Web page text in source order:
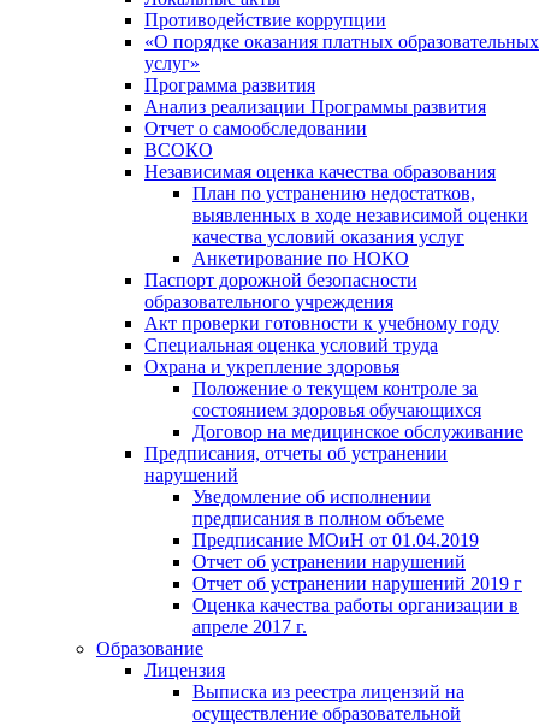
Противодействие коррупции
«О порядке оказания платных образовательных
услуг»
Программа развития
Анализ реализации Программы развития
Отчет о самообследовании
ВСОКО
Независимая оценка качества образования
План по устранению недостатков,
выявленных в ходе независимой оценки
качества условий оказания услуг
Анкетирование по НОКО
Паспорт дорожной безопасности
образовательного учреждения
Акт проверки готовности к учебному году
Специальная оценка условий труда
Охрана и укрепление здоровья
Положение о текущем контроле за
состоянием здоровья обучающихся
Договор на медицинское обслуживание
Предписания, отчеты об устранении
нарушений
Уведомление об исполнении
предписания в полном объеме
Предписание МОиН от 01.04.2019
Отчет об устранении нарушений
Отчет об устранении нарушений 2019 г
Оценка качества работы организации в
апреле 2017 г.
Образование
Лицензия
Выписка из реестра лицензий на
осуществление образовательной